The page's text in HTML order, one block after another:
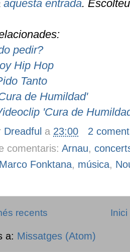
aquesta entrada.
pedir?
Hip Hop
Tanto
de Humildad'
'Cura de
Dreadful a 23:00
2
comentaris: Arnau,
Marco Fonktana, música,
recents Inici
a: Missatges (Atom)